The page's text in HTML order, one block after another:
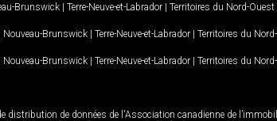
Brunswick | Terre-Neuve-et-Labrador | Territoires du Nord-Ouest
Nouveau-Brunswick | Terre-Neuve-et-Labrador | Territoires du
Nouveau-Brunswick | Terre-Neuve-et-Labrador | Territoires du
distribution de données de l'Association canadienne de